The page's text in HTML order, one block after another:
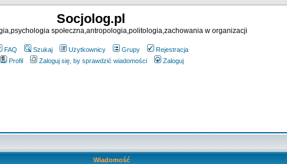
Socjolog.pl
społeczna,antropologia,politologia,zachowania w organizacji
FAQ Szukaj Użytkownicy Grupy
Rejestracja
Profil
Zaloguj się, by sprawdzić wiadomości Zaloguj
Wiadomość